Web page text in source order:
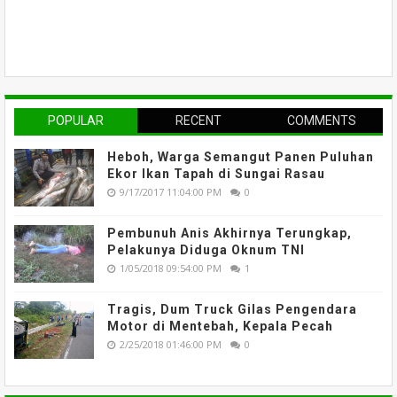
POPULAR RECENT COMMENTS
Heboh, Warga Semangut Panen Puluhan
Ekor Ikan Tapah di Sungai Rasau
9/17/2017 11:04:00 PM 0
Pembunuh Anis Akhirnya Terungkap,
Pelakunya Diduga Oknum TNI
1/05/2018 09:54:00 PM 1
Tragis, Dum Truck Gilas Pengendara
Motor di Mentebah, Kepala Pecah
2/25/2018 01:46:00 PM 0